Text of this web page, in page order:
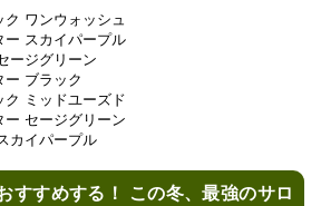
ワンウォッシュ
ー スカイパープル
ージグリーン
ー ブラック
ク ミッドユーズド
ー セージグリーン
カイパープル
すすめする！ この冬、最強のサロ